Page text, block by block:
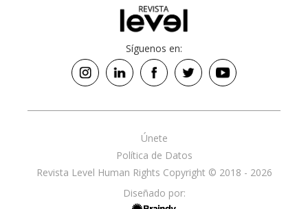
Síguenos en:
Revista Level Human Rights Copyright © 2018 - 2026
Política de Datos
Únete
Diseñado por: